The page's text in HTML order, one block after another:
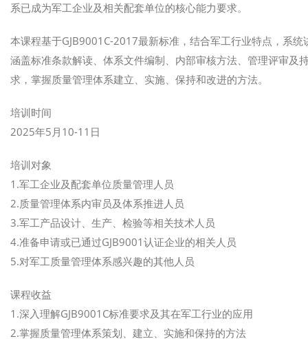
系已成为军工企业及相关配套单位的核心能力要求。
本课程基于GJB9001C-2017最新标准，结合军工行业特点，系
涵盖标准条款解读、体系文件编制、内部审核方法、管理评审及
求，掌握质量管理体系建立、实施、保持和改进的方法。
培训时间
2025年5月10-11日
培训对象
1.军工企业及配套单位质量管理人员
2.质量管理体系内审员及体系推进人员
3.军工产品设计、生产、检验等相关技术人员
4.准备申请或已通过GJB9001认证企业的相关人员
5.对军工质量管理体系感兴趣的其他人员
课程收益
1.深入理解GJB9001C标准要求及其在军工行业的应用
2.掌握质量管理体系策划、建立、实施和保持的方法